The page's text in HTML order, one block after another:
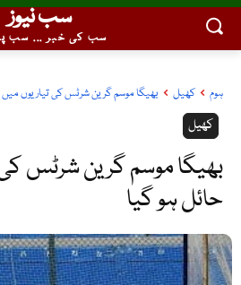
سب نیوز
سب کی خبر ... سب
ہوم کھیل بھیگا موسم گرین شرٹس کی تیاریوں میں
کھیل
بھیگا موسم گرین شرٹس کی
حائل ہو گیا